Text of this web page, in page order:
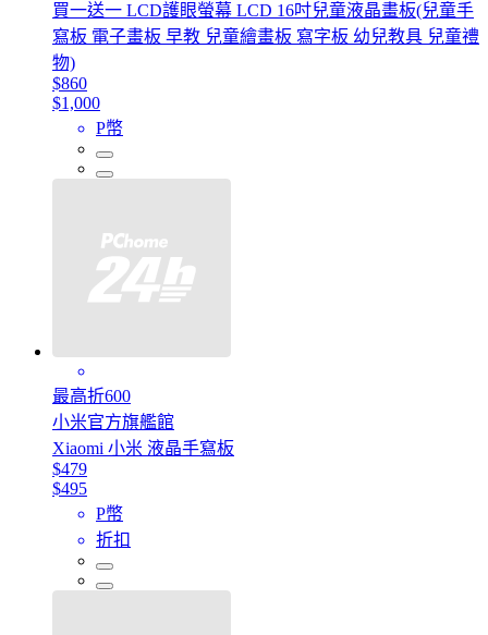
買一送一 LCD護眼螢幕 LCD 16吋兒童液晶畫板(兒童手
寫板 電子畫板 早教 兒童繪畫板 寫字板 幼兒教具 兒童禮
物)
$860
$1,000
P幣
最高折600
小米官方旗艦館
Xiaomi 小米 液晶手寫板
$479
$495
P幣
折扣